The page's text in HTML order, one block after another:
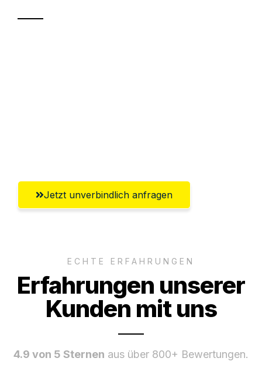
Jetzt unverbindlich anfragen
ECHTE ERFAHRUNGEN
Erfahrungen unserer
Kunden mit uns
4.9 von 5 Sternen aus über 800+ Bewertungen.